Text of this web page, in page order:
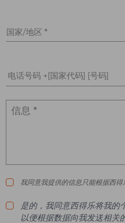
国家/地区 *
电话号码 +[国家代码] [号码]
我同意我提供的信息只能根据西
是的，我同意西得乐将我的
以便根据数据向我发送相关